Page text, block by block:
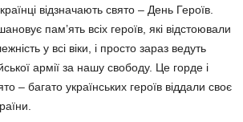
відзначають свято – День Геро­їв.
па­м’ять всіх героїв, які відстою­вали
у всі віки, і просто зараз ведуть
армії за нашу свободу. Це горде і
– багато українських героїв від­дали своє